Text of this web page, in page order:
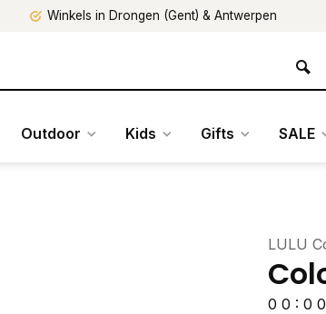
Winkels in Drongen (Gent) & Antwerpen
Outdoor Kids Gifts SALE
LULU
0 0 : 0 0